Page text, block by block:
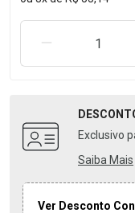
REMOVER UMA
Exclusivo
Saiba Mais
Ver Desconto